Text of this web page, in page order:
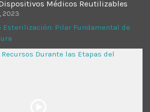
Médicos Reutilizables
2023
Esterilización: Pilar Fundamental de